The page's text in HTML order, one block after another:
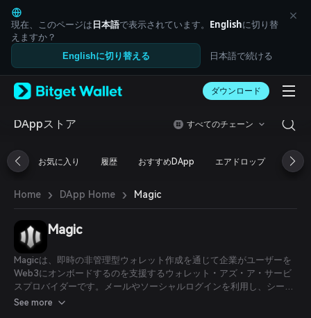
English
日本語
Tiếng Việt
Русский
Español (Latinoamérica)
Italiano
Deutsch
繁體中文
Português (Portugal)
ภาษาไทย
العربية
हिन्दी
Español
Português (Brasil)
Español (Argentina)
現在、このページは日本語で表示されています。 Englishに切り替
えますか？
Englishに切り替える 日本語で続ける
ダウンロード
DAppストア すべてのチェーン
お気に入り 履歴 おすすめDApp エアドロップ DeFi
Home › DApp Home › Magic
Magic
Magicは、即時の非管理型ウォレット作成を通じて企業がユーザーを
Web3にオンボードするのを支援するウォレット・アズ・ア・サービ
スプロバイダーです。メールやソーシャルログインを利用し、シード
フレーズやブラウザ拡張機能の必要性を排除することで、日常のユー
See more